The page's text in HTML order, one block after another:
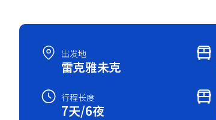
出发地
雷克雅未克
行程长度
7天/6夜